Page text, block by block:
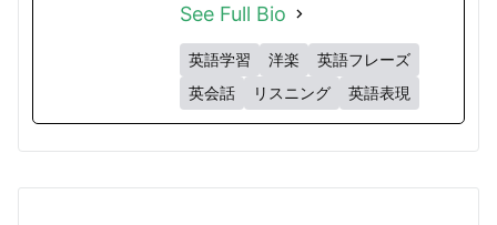
See Full Bio
英語学習 洋楽
英語フレーズ
英会話
リスニング 英語表現